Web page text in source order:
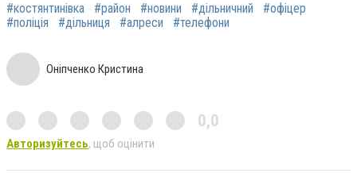
#костянтинівка #район #новини #дільничний
#офіцер
#поліція
#дільниця #алреси #телефони
Оніпченко Кристина
0,0
Авторизуйтесь, щоб оцінити